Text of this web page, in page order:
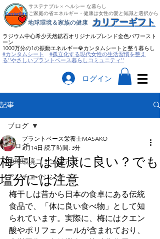
​地球環境＆家族の健康 ​カリアーギフト
サステナブル × ヘルシー な暮らし
ご家庭の省エネルギー・健康は女性の愛と知識と選択から
ラジウム中心希少天然鉱石オリジナルブレンド金色パワースト
ーン
​1000万分の1の振動エネルギー💎カンタムシートと整う暮らし
#カンタムシート
#孤立化する現代女性の生活習慣を整え
る''やさしいプラントベース暮らしコミュニティ''
ログイン
記事
ブログ
地球環境コミュニティ
アンチエイジング
ブログ
梅干しは健康に良い？でも
塩分には注意
プラントベース栄養士MASAKO
3月14日 読了時間: 3分
梅干しは昔から日本の食卓にある伝統
食品で、「体に良い食べ物」として知
られています。実際に、梅にはクエン
酸やポリフェノールが含まれており、